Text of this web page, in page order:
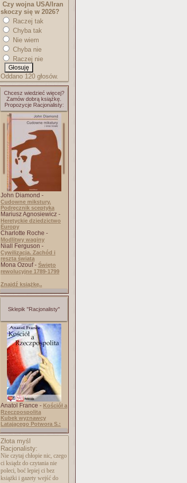
Czy wojna USA/Iran
skoczy się w 2026?
Raczej tak
Chyba tak
Nie wiem
Chyba nie
Raczej nie
Oddano 120 głosów.
Chcesz wiedzieć więcej?
Zamów dobrą książkę.
Propozycje Racjonalisty:
John Diamond -
Cudowne mikstury.
Podręcznik sceptyka
Mariusz Agnosiewicz -
Heretyckie dziedzictwo
Europy
Charlotte Roche -
Modlitwy waginy
Niall Ferguson -
Cywilizacja. Zachód i
reszta świata
Mona Ozouf - Święto
rewolucyjne 1789-1799
Znajdź książkę..
Sklepik "Racjonalisty"
Anatol France - Kościół a
Rzeczpospolita
Kubek wyznawcy
Latającego Potwora S.:
Złota myśl
Racjonalisty:
Nie czytaj chłopie nic, czego
ci ksiądz do czytania nie
poleci, boć lepiej ci bez
książki i gazety wejść do